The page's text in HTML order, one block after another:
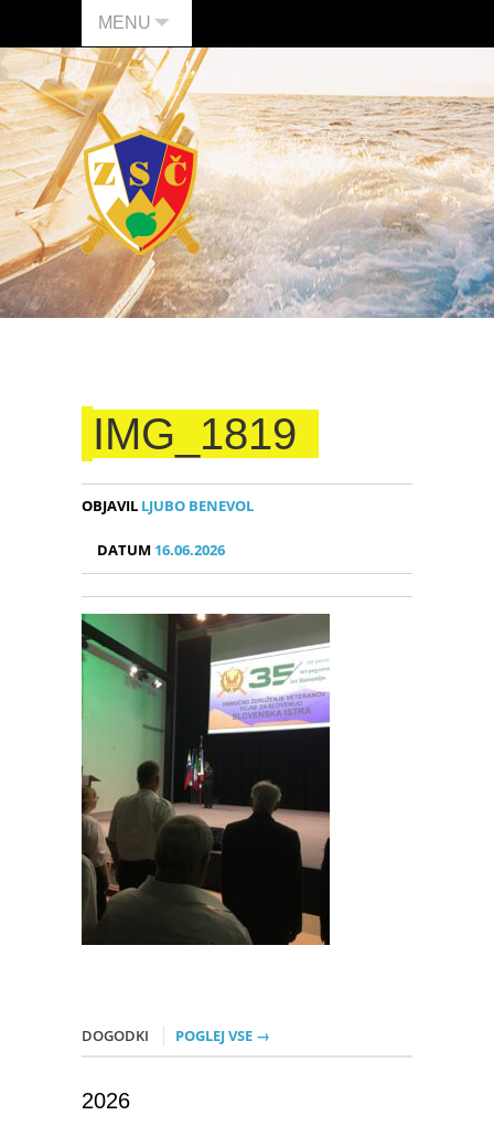
MENU
IMG_1819
OBJAVIL LJUBO BENEVOL
DATUM 16.06.2026
DOGODKI POGLEJ VSE →
2026